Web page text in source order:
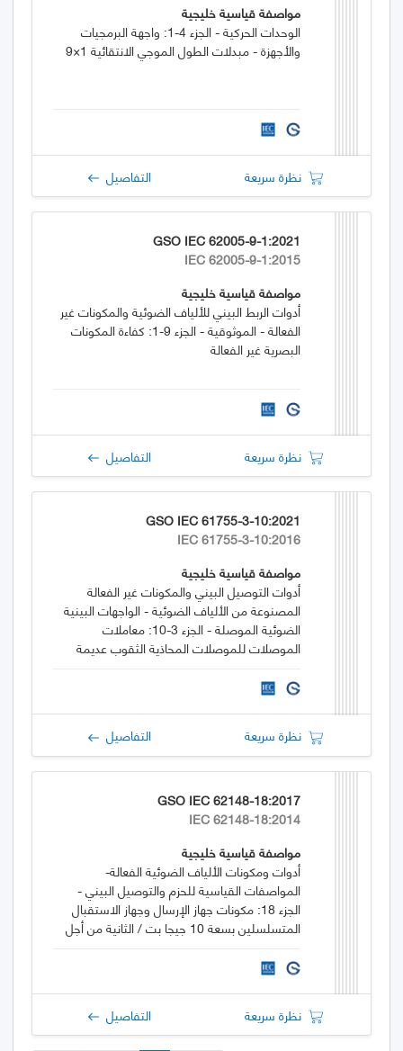
مواصفة قياسية خليجية
الوحدات الحركية - الجزء 4-1: واجهة البرمجيات
والأجهزة - مبدلات الطول الموجي الانتقائية 1×9
نظرة سريعة التفاصيل
GSO IEC 62005-9-1:2021
IEC 62005-9-1:2015
مواصفة قياسية خليجية
أدوات الربط البيني للألياف الضوئية والمكونات غير
الفعالة - الموثوقية - الجزء 9-1: كفاءة المكونات
البصرية غير الفعالة
نظرة سريعة التفاصيل
GSO IEC 61755-3-10:2021
IEC 61755-3-10:2016
مواصفة قياسية خليجية
أدوات التوصيل البيني والمكونات غير الفعالة
المصنوعة من الألياف الضوئية - الواجهات البينية
الضوئية الموصلة - الجزء 3-10: معاملات
الموصلات للموصلات المحاذية الثقوب عديمة
الموصلة فيزيائيًّا، أحادية النمط الموجهة لعدم
نظرة سريعة
التفاصيل
GSO IEC 62148-18:2017
IEC 62148-18:2014
مواصفة قياسية خليجية
أدوات ومكونات الألياف الضوئية الفعالة-
المواصفات القياسية للحزم والتوصيل البيني -
الجزء 18: مكونات جهاز الإرسال وجهاز الاستقبال
المتسلسلين بسعة 10 جيجا بت / الثانية من أجل
نظرة سريعة التفاصيل